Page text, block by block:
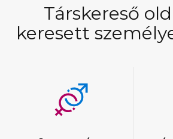
Társkereső
keresett